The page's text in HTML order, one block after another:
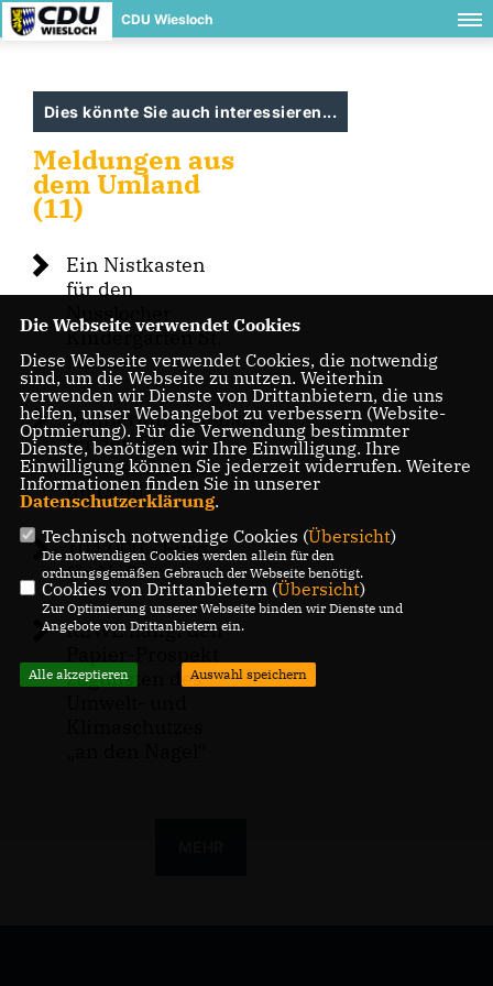
CDU Wiesloch
Dies könnte Sie auch interessieren...
Meldungen aus
dem Umland
(11)
Ein Nistkasten
für den
Nusslocher
Kindergarten St.
Michael
"Sanierungsoffensive
für den Erhalt
unserer Straßen
im Land"
104.000.- Euro
für Nußloch
REWE hängt den
zugunsten des
Die Webseite verwendet Cookies
Diese Webseite verwendet Cookies, die notwendig
sind, um die Webseite zu nutzen. Weiterhin
verwenden wir Dienste von Drittanbietern, die uns
helfen, unser Webangebot zu verbessern (Website-
Optmierung). Für die Verwendung bestimmter
Dienste, benötigen wir Ihre Einwilligung. Ihre
Einwilligung können Sie jederzeit widerrufen. Weitere
Informationen finden Sie in unserer
Datenschutzerklärung.
Technisch notwendige Cookies (Übersicht)
Die notwendigen Cookies werden allein für den
ordnungsgemäßen Gebrauch der Webseite benötigt.
Cookies von Drittanbietern (Übersicht)
Zur Optimierung unserer Webseite binden wir Dienste und
Angebote von Drittanbietern ein.
Alle akzeptieren Auswahl speichern